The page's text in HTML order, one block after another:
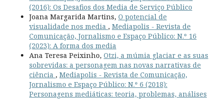
(2016): Os Desafios dos Media de Serviço Público
Joana Margarida Martins, O potencial de
visualidade nos media , Mediapolis - Revista de
Comunicação, Jornalismo e Espaço Público: N.º 16
(2023): A forma dos media
Ana Teresa Peixinho, Otzi, a múmia glaciar e as suas
sobrevidas: a personagem nas novas narrativas de
ciência , Mediapolis - Revista de Comunicação,
Jornalismo e Espaço Público: N.º 6 (2018):
Personagens mediáticas: teoria, problemas, análises